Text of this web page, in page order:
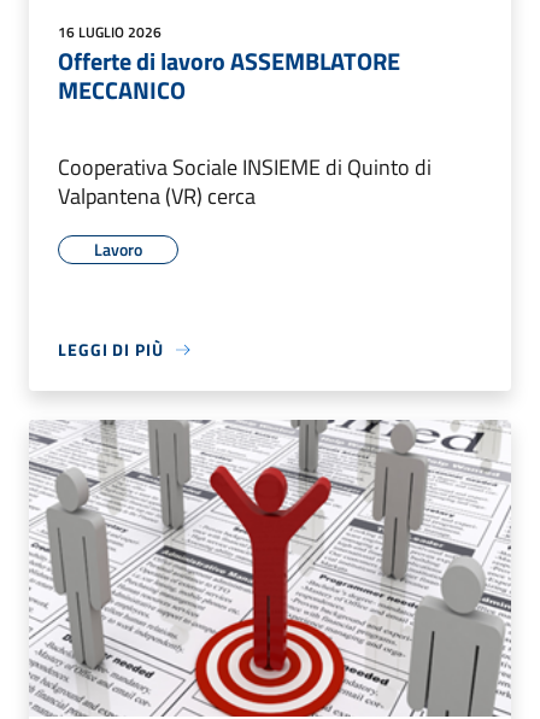
16 LUGLIO 2026
Offerte di lavoro ASSEMBLATORE
MECCANICO
Cooperativa Sociale INSIEME di Quinto di
Valpantena (VR) cerca
Lavoro
LEGGI DI PIÙ